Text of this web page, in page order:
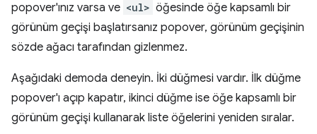
popover'ınız varsa ve <ul> öğesinde öğe kapsamlı bir
görünüm geçişi başlatırsanız popover, görünüm geçişinin
sözde ağacı tarafından gizlenmez.
Aşağıdaki demoda deneyin. İki düğmesi vardır. İlk düğme
popover'ı açıp kapatır, ikinci düğme ise öğe kapsamlı bir
görünüm geçişi kullanarak liste öğelerini yeniden sıralar.